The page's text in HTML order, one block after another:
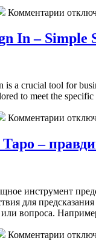
Комментарии
In – Simple
a crucial tool for
to meet the
Комментарии
–
инструмент
для
или вопроса.
Комментарии